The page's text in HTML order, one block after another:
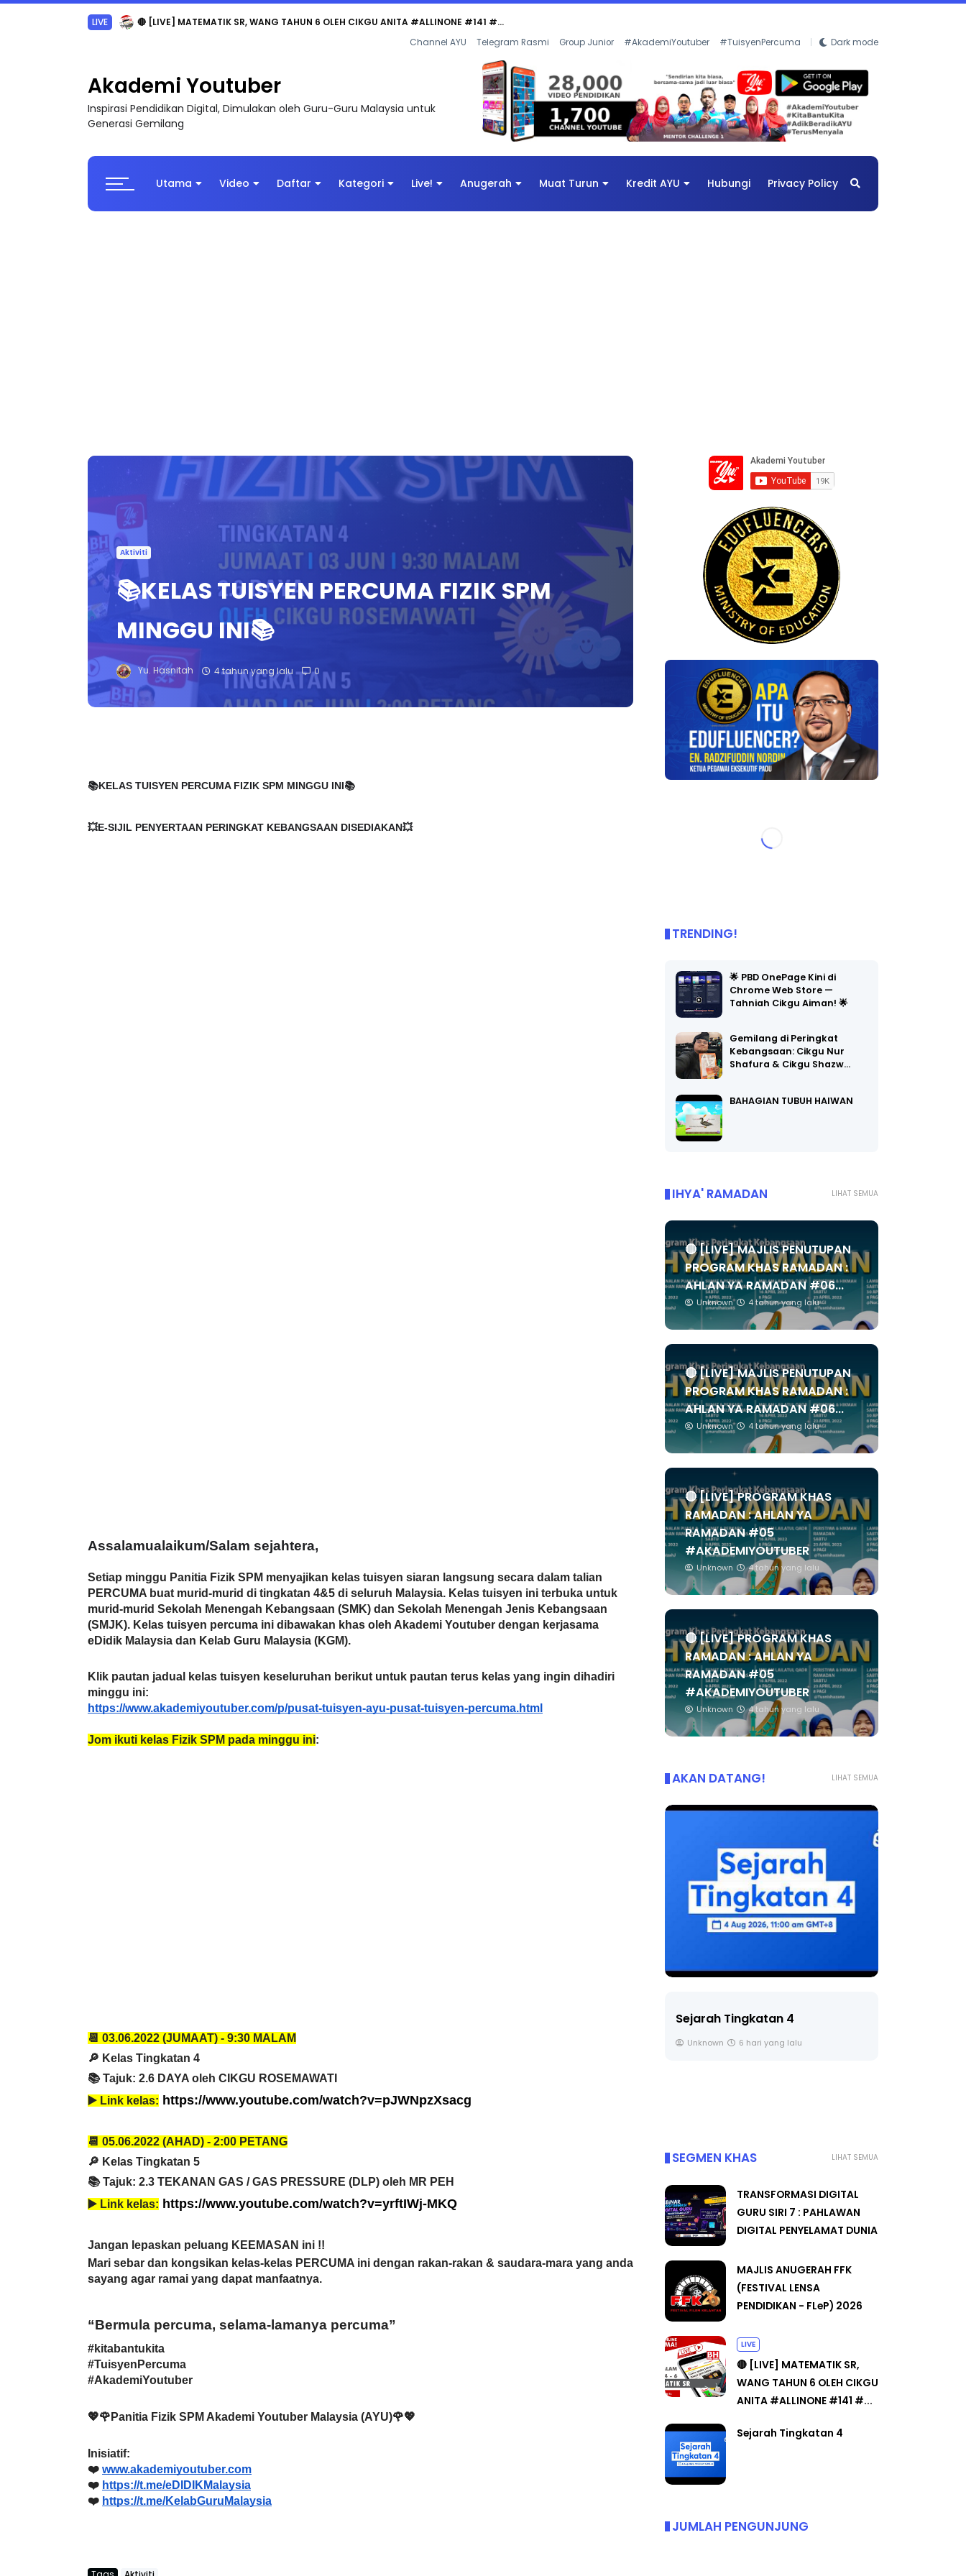
LIVE 🔴 [LIVE] MATEMATIK SR, WANG TAHUN 6 OLEH CIKGU ANITA #ALLINONE #141 #...
Channel AYU Telegram Rasmi Group Junior #AkademiYoutuber #TuisyenPercuma Dark mode
Akademi Youtuber
Inspirasi Pendidikan Digital, Dimulakan oleh Guru-Guru Malaysia untuk
Generasi Gemilang
Utama Video Daftar Kategori Live! Anugerah Muat Turun Kredit AYU Hubungi Privacy Policy
Aktiviti
📚KELAS TUISYEN PERCUMA FIZIK SPM
MINGGU INI📚
Yu. Hasnitah 4 tahun yang lalu 0
📚KELAS TUISYEN PERCUMA FIZIK SPM MINGGU INI📚
💥E-SIJIL PENYERTAAN PERINGKAT KEBANGSAAN DISEDIAKAN💥
Assalamualaikum/Salam sejahtera,
Setiap minggu Panitia Fizik SPM menyajikan kelas tuisyen siaran langsung secara dalam talian
PERCUMA buat murid-murid di tingkatan 4&5 di seluruh Malaysia. Kelas tuisyen ini terbuka untuk
murid-murid Sekolah Menengah Kebangsaan (SMK) dan Sekolah Menengah Jenis Kebangsaan
(SMJK). Kelas tuisyen percuma ini dibawakan khas oleh Akademi Youtuber dengan kerjasama
eDidik Malaysia dan Kelab Guru Malaysia (KGM).
Klik pautan jadual kelas tuisyen keseluruhan berikut untuk pautan terus kelas yang ingin dihadiri
minggu ini:
https://www.akademiyoutuber.com/p/pusat-tuisyen-ayu-pusat-tuisyen-percuma.html
Jom ikuti kelas Fizik SPM pada minggu ini:
📆 03.06.2022 (JUMAAT) - 9:30 MALAM
🔎 Kelas Tingkatan 4
📚 Tajuk: 2.6 DAYA oleh CIKGU ROSEMAWATI
▶️ Link kelas: https://www.youtube.com/watch?v=pJWNpzXsacg
📆 05.06.2022 (AHAD) - 2:00 PETANG
🔎 Kelas Tingkatan 5
📚 Tajuk: 2.3 TEKANAN GAS / GAS PRESSURE (DLP) oleh MR PEH
▶️ Link kelas: https://www.youtube.com/watch?v=yrftIWj-MKQ
Jangan lepaskan peluang KEEMASAN ini !!
Mari sebar dan kongsikan kelas-kelas PERCUMA ini dengan rakan-rakan & saudara-mara yang anda
sayang agar ramai yang dapat manfaatnya.
“Bermula percuma, selama-lamanya percuma”
#kitabantukita
#TuisyenPercuma
#AkademiYoutuber
💖🌹Panitia Fizik SPM Akademi Youtuber Malaysia (AYU)🌹💖
Inisiatif:
❤️ www.akademiyoutuber.com
❤️ https://t.me/eDIDIKMalaysia
❤️ https://t.me/KelabGuruMalaysia
TRENDING!
🌟 PBD OnePage Kini di
Chrome Web Store —
Tahniah Cikgu Aiman! 🌟
Gemilang di Peringkat
Kebangsaan: Cikgu Nur
Shafura & Cikgu Shazw…
BAHAGIAN TUBUH HAIWAN
LIHAT SEMUA
IHYA' RAMADAN
🔴 [LIVE] MAJLIS PENUTUPAN
PROGRAM KHAS RAMADAN :
AHLAN YA RAMADAN #06...
Unknown 4 tahun yang lalu
🔴 [LIVE] MAJLIS PENUTUPAN
PROGRAM KHAS RAMADAN :
AHLAN YA RAMADAN #06...
Unknown 4 tahun yang lalu
🔴 [LIVE] PROGRAM KHAS
RAMADAN : AHLAN YA
RAMADAN #05
#AKADEMIYOUTUBER
Unknown 4 tahun yang lalu
🔴 [LIVE] PROGRAM KHAS
RAMADAN : AHLAN YA
RAMADAN #05
#AKADEMIYOUTUBER
Unknown 4 tahun yang lalu
LIHAT SEMUA
AKAN DATANG!
7 : PAHLAWAN DIGITAL
DUNIA
3 hari yang lalu
(FESTIVAL LENSA PENDIDIKAN -
Unknown 4 hari yang lalu
Yu. Chekgu LK
Sejarah Tingkatan 4
Unknown 6 hari yang lalu
LIHAT SEMUA
SEGMEN KHAS
TRANSFORMASI DIGITAL
GURU SIRI 7 : PAHLAWAN
DIGITAL PENYELAMAT DUNIA
MAJLIS ANUGERAH FFK
(FESTIVAL LENSA
PENDIDIKAN - FLeP) 2026
LIVE
🔴 [LIVE] MATEMATIK SR,
WANG TAHUN 6 OLEH CIKGU
ANITA #ALLINONE #141 #...
Sejarah Tingkatan 4
JUMLAH PENGUNJUNG